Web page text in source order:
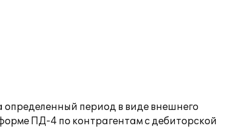
определенный период в виде внешнего
ПД-4 по контрагентам с дебиторской